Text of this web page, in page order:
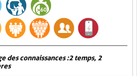
des connaissances : 2 temps, 2